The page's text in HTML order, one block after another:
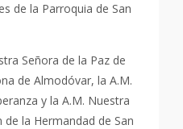
de la Parroquia de San
Señora de la Paz de
de Almodóvar, la A.M.
y la A.M. Nuestra
de la Hermandad de San